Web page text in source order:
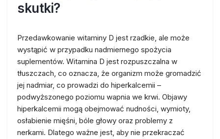
skutki?
Przedawkowanie witaminy D jest rzadkie, ale może
wystąpić w przypadku nadmiernego spożycia
suplementów. Witamina D jest rozpuszczalna w
tłuszczach, co oznacza, że organizm może gromadzić
jej nadmiar, co prowadzi do hiperkalcemii –
podwyższonego poziomu wapnia we krwi. Objawy
hiperkalcemii mogą obejmować nudności, wymioty,
osłabienie mięśni, bóle głowy oraz problemy z
nerkami. Dlatego ważne jest, aby nie przekraczać